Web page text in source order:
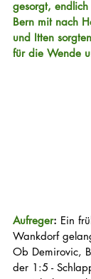
gesorgt,
Bern mit nach
und Itten
für die Wende
Aufreger: Ein
Wankdorf
Ob Demirovic,
der 1:5 -